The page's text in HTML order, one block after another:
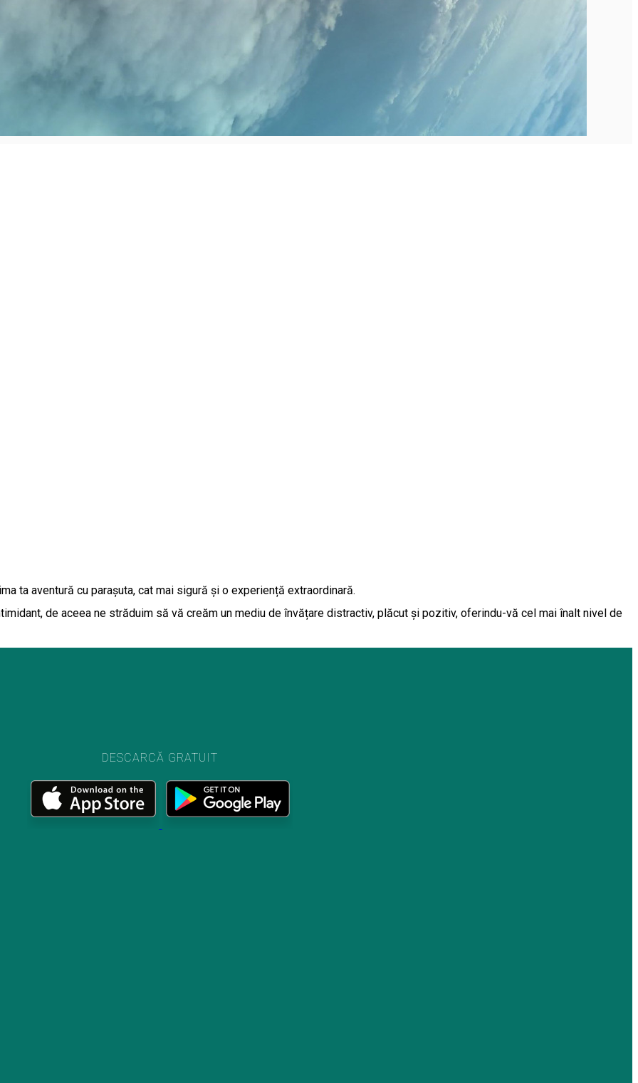
ta aventură cu parașuta, cat mai sigură și o experiență extraordinară.
de aceea ne străduim să vă creăm un mediu de învățare distractiv, plăcut și pozitiv, oferindu-vă cel mai înalt nivel de
DESCARCĂ GRATUIT